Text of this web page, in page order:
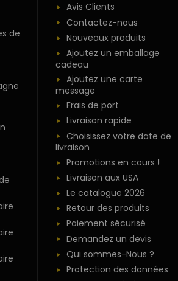
de
Avis Clients
Contactez-nous
Nouveaux produits
Ajoutez un emballage
cadeau
Ajoutez une carte
message
Frais de port
Livraison rapide
Choisissez votre date de
livraison
Promotions en cours !
Livraison aux USA
Le catalogue 2026
Retour des produits
Paiement sécurisé
Demandez un devis
Qui sommes-Nous ?
Protection des données